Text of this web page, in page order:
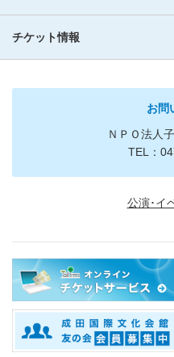
チケット情報
お問
ＮＰＯ法人
TEL：
公演･イ